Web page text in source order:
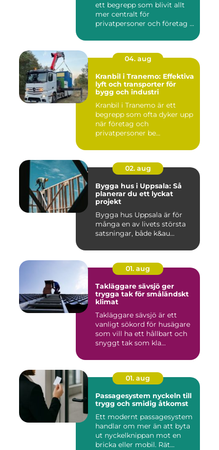
ett begrepp som blivit allt
mer centralt för
privatpersoner och företag ...
04. aug
Kranbil i Tranemo: Effektiva
lyft och transporter för
bygg och industri
Kranbil i Tranemo är ett
begrepp som ofta dyker upp
när företag och
privatpersoner be...
02. aug
Bygga hus i Uppsala: Så
planerar du ett lyckat
projekt
Bygga hus Uppsala är för
många en av livets största
satsningar, både k&au...
01. aug
Takläggare sävsjö ger
trygga tak för småländskt
klimat
Takläggare sävsjö är ett
vanligt sökord för husägare
som vill ha ett hållbart och
snyggt tak som kla...
01. aug
Passagesystem nyckeln till
trygg och smidig åtkomst
Ett modernt passagesystem
handlar om mer än att byta
ut nyckelknippan mot en
bricka eller mobil. Rät...